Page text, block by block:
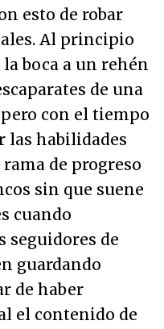
esto de robar
Al principio
boca a un rehén
de una
con el tiempo
las habilidades
rama de progreso
sin que suene
cuando
seguidores de
guardando
de haber
el contenido de